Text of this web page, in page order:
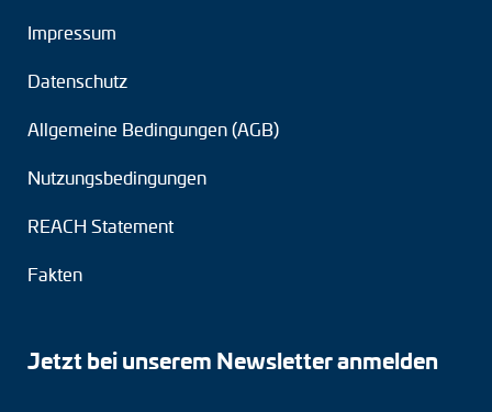
Impressum
Datenschutz
Allgemeine Bedingungen (AGB)
Nutzungsbedingungen
REACH Statement
Fakten
Jetzt bei unserem Newsletter anmelden